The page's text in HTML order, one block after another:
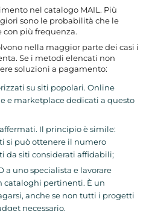
nel catalogo MAIL. Più
sono le probabilità che le
con più frequenza.
nella maggior parte dei casi i
Se i metodi elencati non
soluzioni a pagamento:
su siti popolari. Online
e marketplace dedicati a questo
Il principio è simile:
si può ottenere il numero
da siti considerati affidabili;
a uno specialista e lavorare
cataloghi pertinenti. È un
anche se non tutti i progetti
necessario.